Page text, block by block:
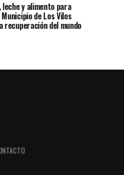
y alimento para
de Los Vilos
recuperación del mundo